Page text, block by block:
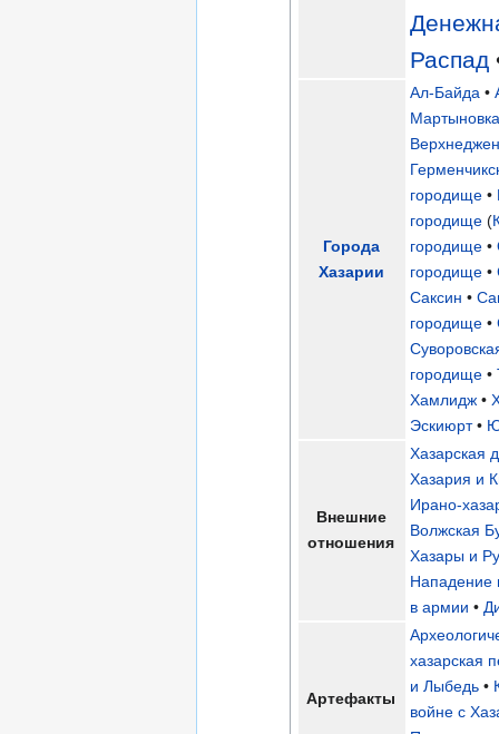
Распад
Города
Хазарии
Ал-Байда •
городище •
городище (
городище •
городище •
Саксин •
городище •
городище •
Хамлидж •
Эскиюрт•
Внешние
отношения
Хазарская
Хазария и
Ирано-
Волжская
Хазары и
Нападение
в армии •
Артефакты
хазарская
и Лыбедь •
войне с